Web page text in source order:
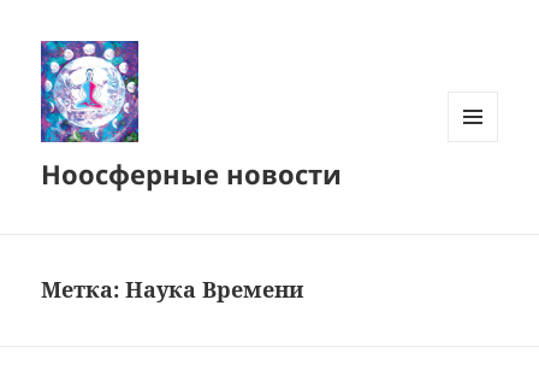
Ноосферные новости
Метка:Наука Времени